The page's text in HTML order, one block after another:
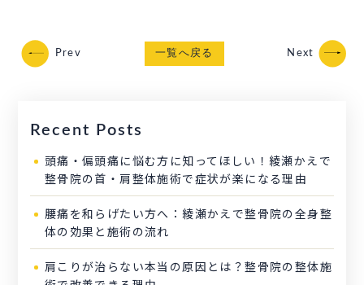
Prev 一覧へ戻る Next
Recent Posts
頭痛・偏頭痛に悩む方に知ってほしい！綾瀬かえで
整骨院の首・肩整体施術で症状が楽になる理由
腰痛を和らげたい方へ：綾瀬かえで整骨院の全身整
体の効果と施術の流れ
肩こりが治らない本当の原因とは？整骨院の整体施